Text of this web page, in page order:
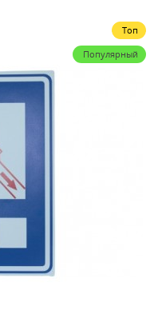
Топ
Популярный